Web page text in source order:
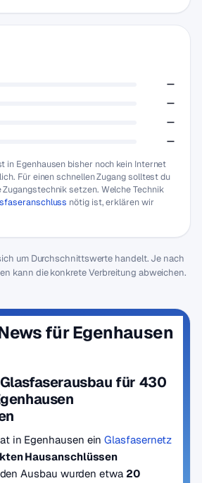
—
—
—
—
in Egenhausen bisher noch kein Internet
Für einen schnellen Zugang solltest du
setzen. Welche Technik
nötig ist, erklären wir
um Durchschnittswerte handelt. Je nach
kann die konkrete Verbreitung abweichen.
für Egenhausen
für 430
in Egenhausen einGlasfasernetz
Hausanschlüssen
Ausbau wurden etwa 20